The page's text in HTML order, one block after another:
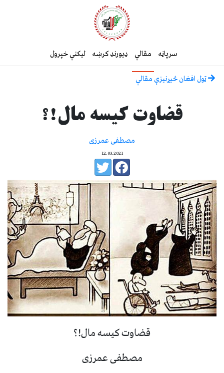
سرپاڼه مقالې ډیورنډ کرښه لیکنې خپرول
ټول افغان څیړنیزې مقالې
قضاوت کیسه مال!؟
مصطفی عمرزی
12.03.2021
قضاوت کیسه مال!؟
مصطفی عمرزی